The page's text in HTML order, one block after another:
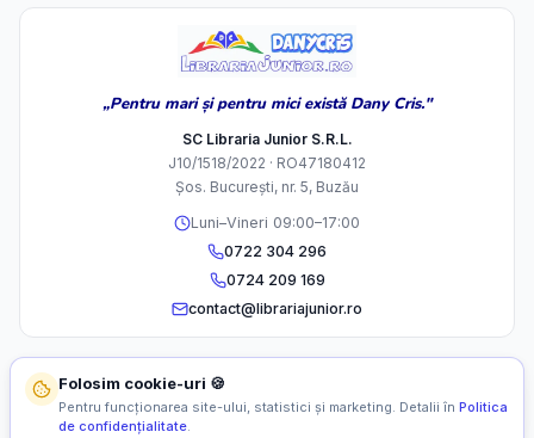
„Pentru mari și pentru mici există Dany Cris."
SC Libraria Junior S.R.L.
J10/1518/2022 · RO47180412
Șos. București, nr. 5, Buzău
Luni–Vineri 09:00–17:00
0722 304 296
0724 209 169
contact@librariajunior.ro
Folosim cookie-uri 🍪
Pentru funcționarea site-ului, statistici și marketing. Detalii în Politica
de confidențialitate.